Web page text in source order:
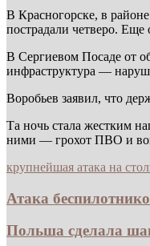
В Красногорске, в
пострадали четверо.
В Сергиевом Посаде от
инфраструктура —
Воробьев заявил, что
Та ночь стала жестким
ними — грохот ПВО и
крупнейшая атака на
Атака
Польша сделала